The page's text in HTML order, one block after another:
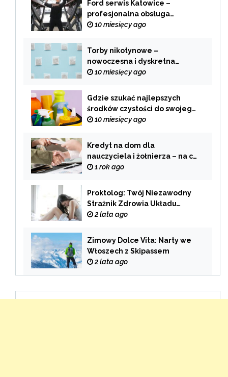
Ford serwis Katowice –
profesjonalna obsługa
Twojego samochodu
10 miesięcy ago
Torby nikotynowe –
nowoczesna i dyskretna
alternatywa dla tradycyjnego
10 miesięcy ago
Gdzie szukać najlepszych
środków czystości do swojego
domu?
10 miesięcy ago
Kredyt na dom dla
nauczyciela i żołnierza – na co
zwrócić uwagę przy wyborze
1 rok ago
Proktolog: Twój Niezawodny
Strażnik Zdrowia Układu
Pokarmowego
2 lata ago
Zimowy Dolce Vita: Narty we
Włoszech z Skipassem
2 lata ago